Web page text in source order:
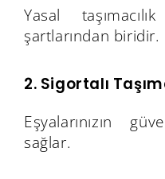
Yasal
şartlarından biridir.
2. Sigortalı
Eşyalarınızın
sağlar.